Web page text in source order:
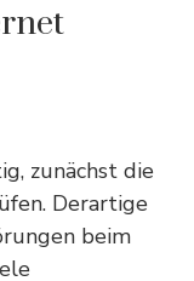
zunächst die
Derartige
beim